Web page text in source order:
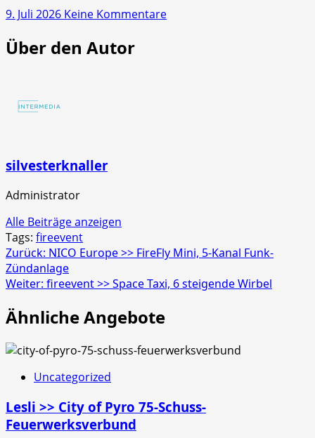
Fontänenbatterie
9. Juli 2026 Keine Kommentarezu
Über den Autor
silvesterknaller
Administrator
Alle Beiträge anzeigen
Tags: fireevent
Beitragsnavigation
Zurück: NICO Europe >> FireFly Mini, 5-Kanal Funk-
Zündanlage
Weiter: fireevent >> Space Taxi, 6 steigende Wirbel
Ähnliche Angebote
Uncategorized
Lesli >> City of Pyro 75-Schuss-
Feuerwerksverbund